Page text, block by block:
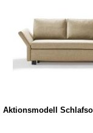
Aktionsmodell